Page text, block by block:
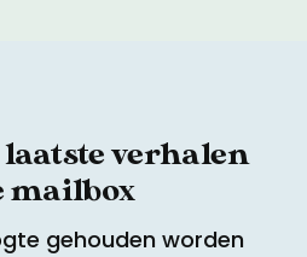
verhalen
mailbox
gehouden worden